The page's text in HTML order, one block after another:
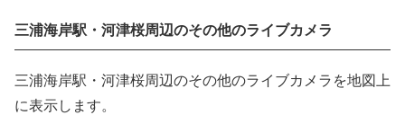
三浦海岸駅・河津桜周辺のその他のライブカメラ
三浦海岸駅・河津桜周辺のその他のライブカメラを地図上
に表示します。